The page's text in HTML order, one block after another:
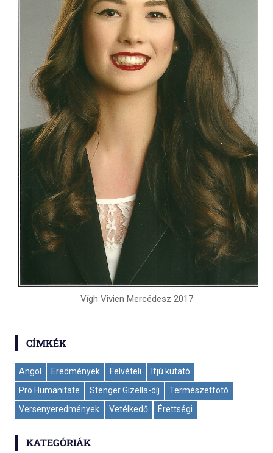
Vígh Vivien Mercédesz 2017
CÍMKÉK
Angol Eredmények Felvételi
Ifjú kutató
Pro Humanitate
Stenger Gizella-díj
Természetfotó
Versenyeredmények
Vetélkedő Érettségi
KATEGÓRIÁK